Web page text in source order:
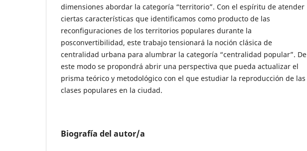
dimensiones abordar la categoría “territorio”. Con el espíritu de atender
ciertas características que identificamos como producto de las
reconfiguraciones de los territorios populares durante la
posconvertibilidad, este trabajo tensionará la noción clásica de
centralidad urbana para alumbrar la categoría “centralidad popular”. De
este modo se propondrá abrir una perspectiva que pueda actualizar el
prisma teórico y metodológico con el que estudiar la reproducción de las
clases populares en la ciudad.
Biografía del autor/a